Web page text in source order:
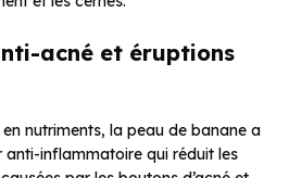
acné et éruptions
nutriments, la peau de banane a
anti-inflammatoire qui réduit les